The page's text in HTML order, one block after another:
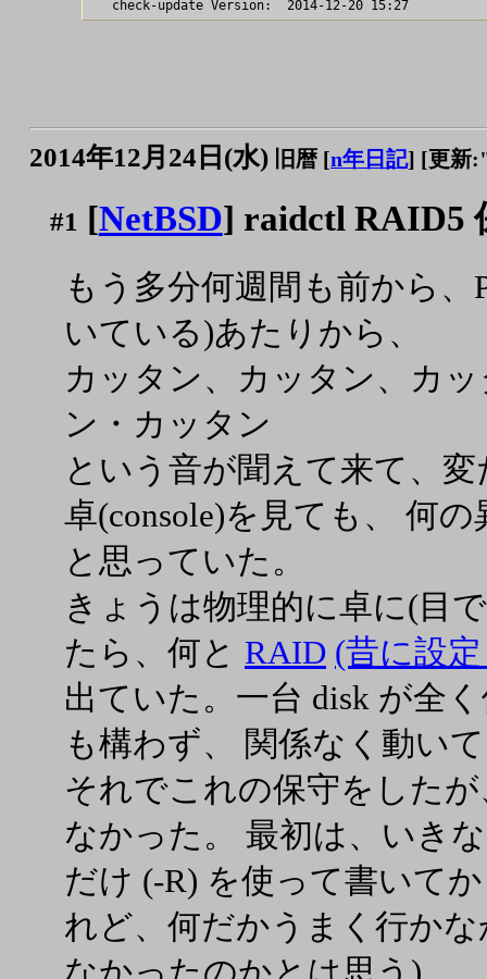
2014年12月24日(水) 旧暦 [n年日記] [更新
#1 [NetBSD] raidctl RAID5
もう多分何週間も前から
いている)あたりから、
カッタン、カッタン、カ
ン・カッタン
という音が聞えて来て、
卓(console)を見ても、 何
と思っていた。
きょうは物理的に卓に(目
たら、何と RAID (昔に設
出ていた。一台 disk が全
も構わず、 関係なく動い
それでこれの保守をした
なかった。 最初は、いき
だけ (-R) を使って書いて
れど、何だかうまく行か